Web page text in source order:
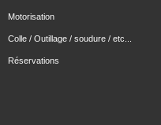
Motorisation
Colle / Outillage / soudure / etc...
Réservations